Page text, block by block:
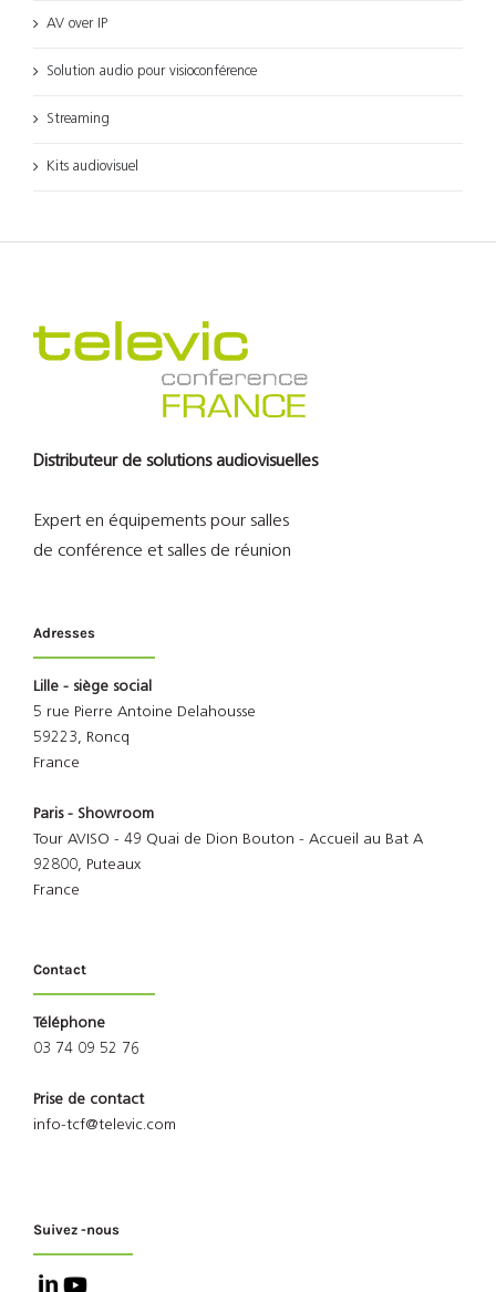
AV over IP
Solution audio pour visioconférence
Streaming
Kits audiovisuel
Distributeur de solutions audiovisuelles
Expert en équipements pour salles
de conférence et salles de réunion
Adresses
Lille - siège social
5 rue Pierre Antoine Delahousse
59223, Roncq
France
Paris - Showroom
Tour AVISO - 49 Quai de Dion Bouton - Accueil au Bat A
92800, Puteaux
France
Contact
Téléphone
03 74 09 52 76
Prise de contact
info-tcf@televic.com
Suivez -nous